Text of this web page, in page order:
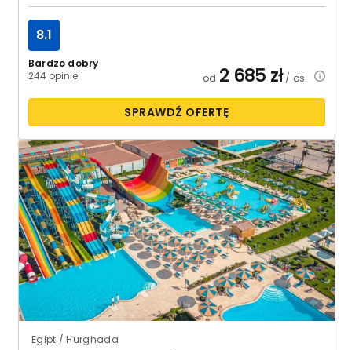
Bardzo dobry
244 opinie
8.1
od 2 685 zł/ os.
SPRAWDŹ OFERTĘ
Egipt / Hurghada